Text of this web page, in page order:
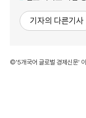
기자의 다른기사
©'5개국어 글로벌 경제신문' 아